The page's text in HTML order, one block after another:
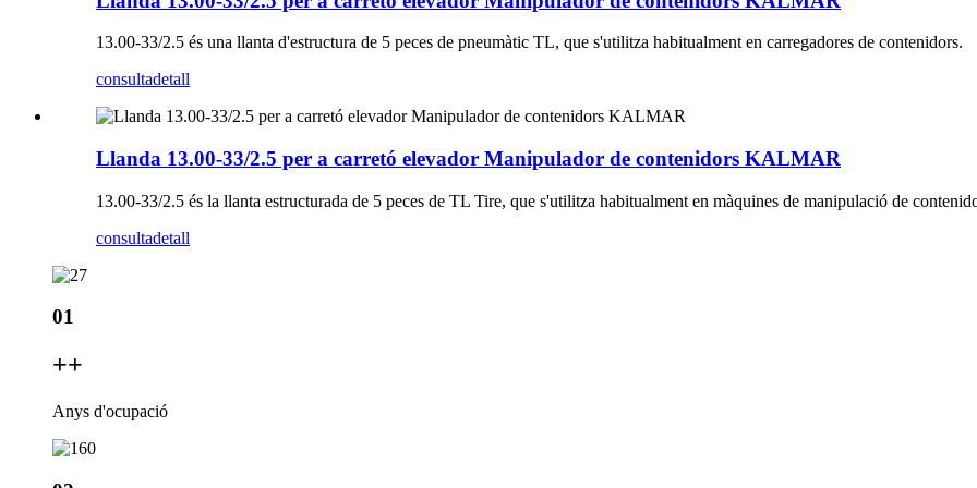
13.00-33/2.5 és una llanta d'estructura de 5 peces de pneumàtic TL, que s'utilitza habitualment en carregadores de contenidors.
consultadetall
Llanda 13.00-33/2.5 per a carretó elevador Manipulador de contenidors KALMAR
13.00-33/2.5 és la llanta estructurada de 5 peces de TL Tire, que s'utilitza habitualment en màquines de manipulació de
consultadetall
01
++
Anys d'ocupació